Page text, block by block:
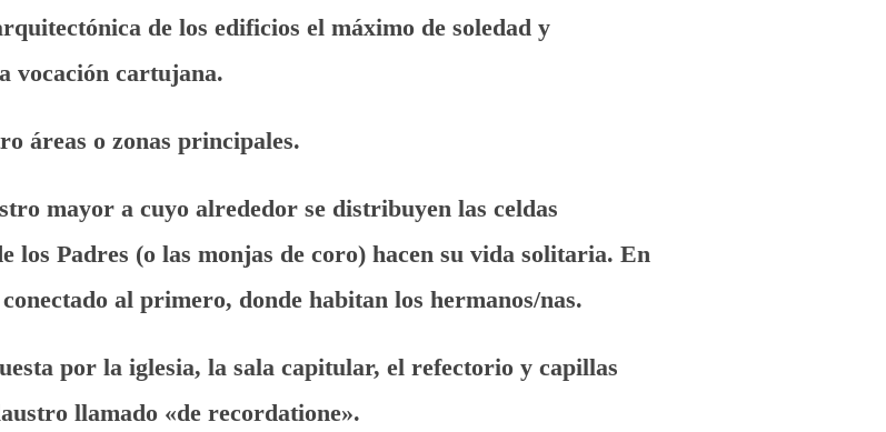
de los edificios el máximo de soledad y
vocación cartujana.
áreas o zonas principales.
mayor a cuyo alrededor se distribuyen las celdas
los Padres (o las monjas de coro) hacen su vida solitaria. En
al primero, donde habitan los hermanos/nas.
por la iglesia, la sala capitular, el refectorio y capillas
llamado «de recordatione».